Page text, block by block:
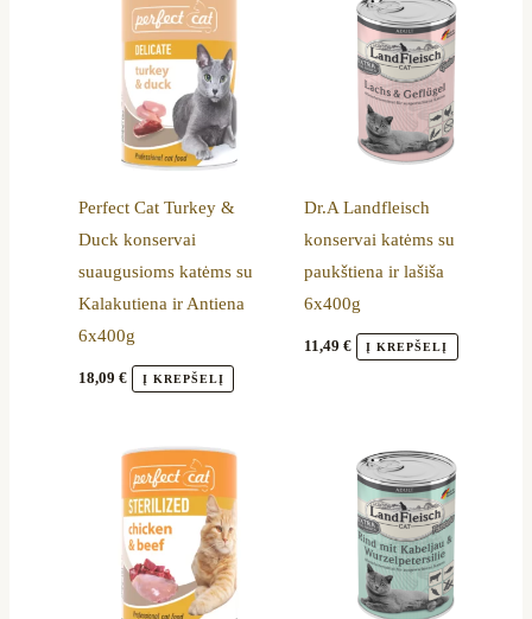
Perfect Cat Turkey &
Duck konservai
suaugusioms katėms su
Kalakutiena ir Antiena
6x400g
18,09€ Į KREPŠELĮ
Dr.A Landfleisch
konservai katėms su
paukštiena ir lašiša
6x400g
11,49 € Į KREPŠELĮ